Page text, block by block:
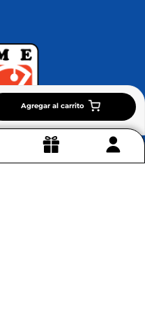
Agregar al carrito